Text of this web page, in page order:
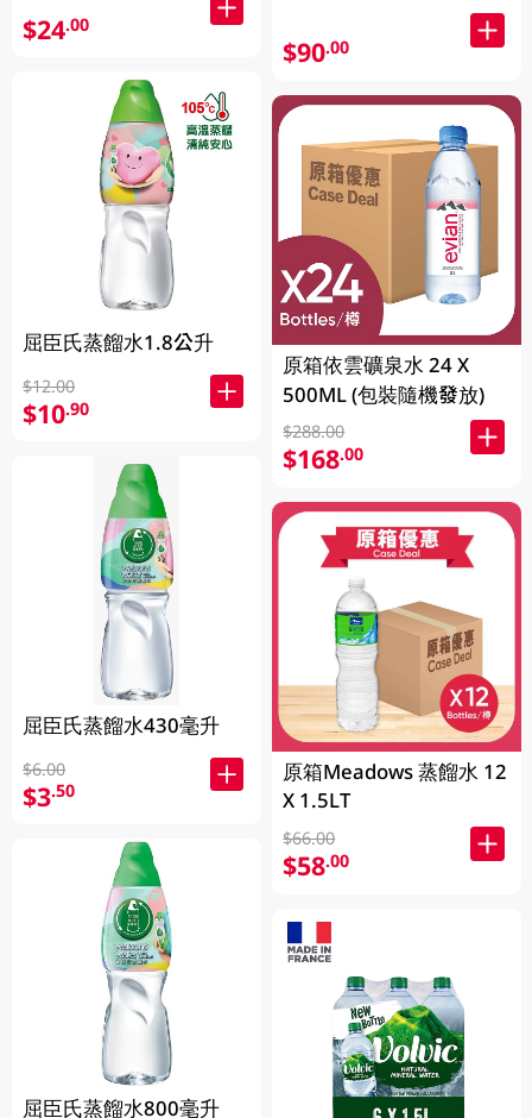
$24.00
屈臣氏蒸餾水1.8公升
$12.00
$10.90
屈臣氏蒸餾水430毫升
$6.00
$3.50
屈臣氏蒸餾水800毫升
$90.00
原箱依雲礦泉水 24 X
500ML (包裝隨機發放)
$288.00
$168.00
原箱Meadows 蒸餾水 12
X 1.5LT
$66.00
$58.00